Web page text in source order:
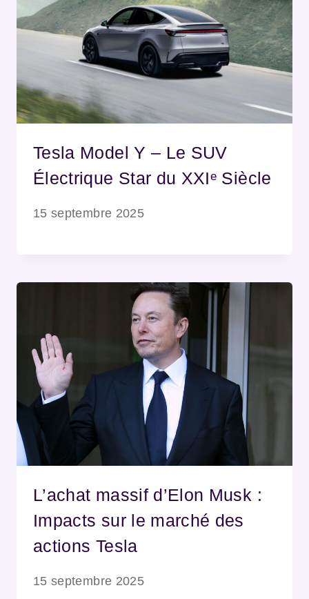
Tesla Model Y – Le SUV
Électrique Star du XXIᵉ Siècle
15 septembre 2025
L’achat massif d’Elon Musk :
Impacts sur le marché des
actions Tesla
15 septembre 2025